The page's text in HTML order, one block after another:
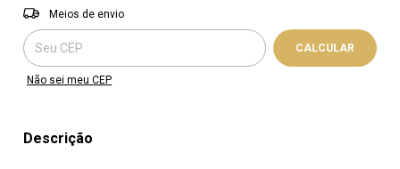
Entregas para o CEP:
Meios de envio
CALCULAR
Não sei meu CEP
Descrição